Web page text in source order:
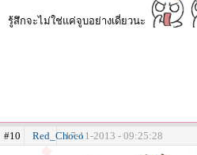
รู้สึกจะไม่ใช่แค่จูบอย่างเดี่ยวนะ
#10 Red_Choco17-11-2013 - 09:25:28